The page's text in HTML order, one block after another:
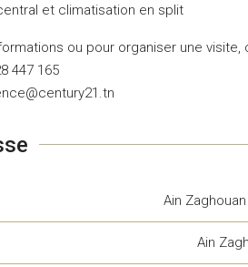
et climatisation en split
ou pour organiser une
447 165
Ain
Ain